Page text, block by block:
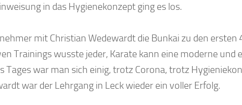
in das Hygienekonzept ging es los.
mit Christian Wedewardt die Bunkai zu den ersten
Trainings wusste jeder, Karate kann eine moderne und
Tages war man sich einig, trotz Corona, trotz
war der Lehrgang in Leck wieder ein voller Erfolg.